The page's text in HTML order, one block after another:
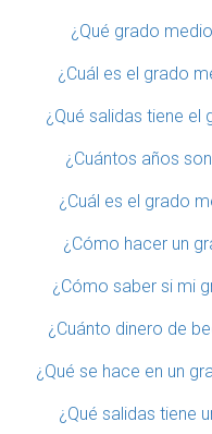
¿Qué grado
¿Cuál es el grado
¿Qué salidas tiene el
¿Cuántos años
¿Cuál es el grado
¿Cómo hacer un
¿Cómo saber si mi
¿Cuánto dinero de
¿Qué se hace en un
¿Qué salidas tiene